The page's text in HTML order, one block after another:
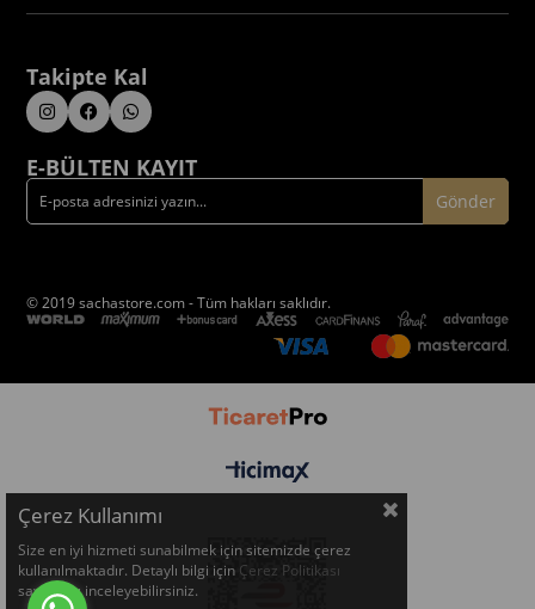
Takipte Kal
E-BÜLTEN KAYIT
Gönder
© 2019 sachastore.com - Tüm hakları saklıdır.
Çerez Kullanımı
Size en iyi hizmeti sunabilmek için sitemizde çerez
kullanılmaktadır. Detaylı bilgi için Çerez Politikası
sayfamızı inceleyebilirsiniz.